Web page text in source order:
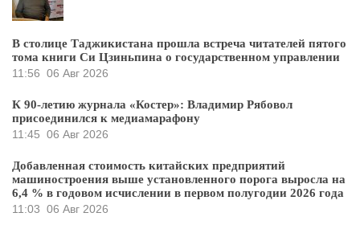
В столице Таджикистана прошла встреча читателей пятого
тома книги Си Цзиньпина о государственном управлении
11:56 06 Авг 2026
К 90-летию журнала «Костер»: Владимир Рябовол
присоединился к медиамарафону
11:45 06 Авг 2026
Добавленная стоимость китайских предприятий
машиностроения выше установленного порога выросла на
6,4 % в годовом исчислении в первом полугодии 2026 года
11:03 06 Авг 2026